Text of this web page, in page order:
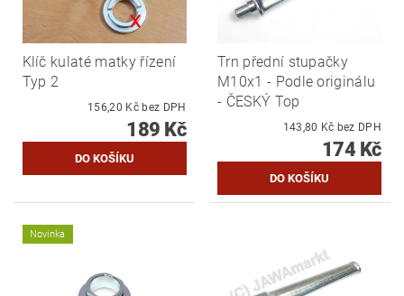
Klíč kulaté matky řízení
Typ 2
156,20 Kč bez DPH
189 Kč
Trn přední stupačky
M10x1 - Podle originálu
- ČESKÝ Top
143,80 Kč bez DPH
174 Kč
Novinka